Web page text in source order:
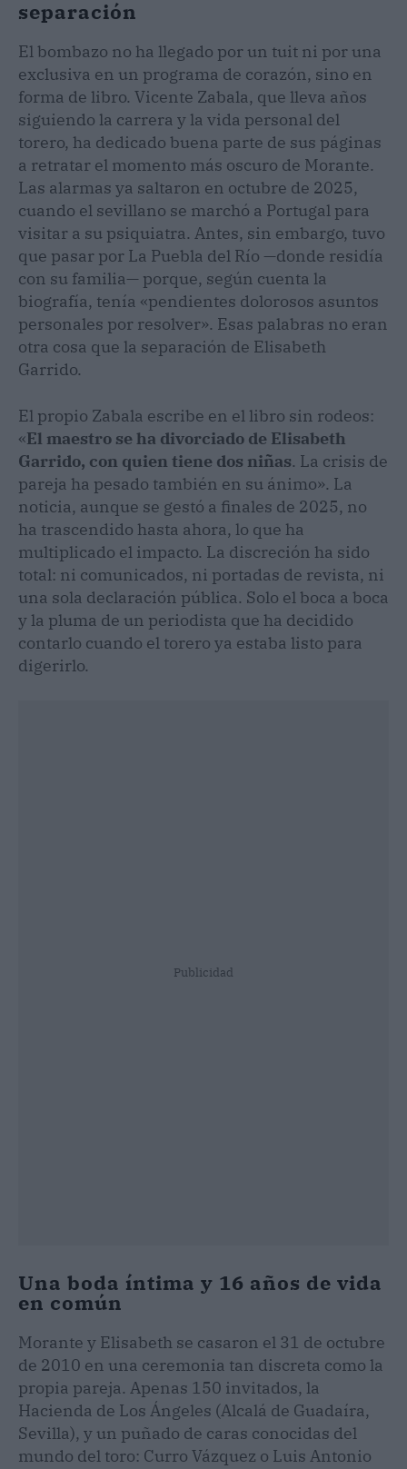
separación
El bombazo no ha llegado por un tuit ni por una
exclusiva en un programa de corazón, sino en
forma de libro. Vicente Zabala, que lleva años
siguiendo la carrera y la vida personal del
torero, ha dedicado buena parte de sus páginas
a retratar el momento más oscuro de Morante.
Las alarmas ya saltaron en octubre de 2025,
cuando el sevillano se marchó a Portugal para
visitar a su psiquiatra. Antes, sin embargo, tuvo
que pasar por La Puebla del Río —donde residía
con su familia— porque, según cuenta la
biografía, tenía «pendientes dolorosos asuntos
personales por resolver». Esas palabras no eran
otra cosa que la separación de Elisabeth
Garrido.
El propio Zabala escribe en el libro sin rodeos:
«El maestro se ha divorciado de Elisabeth
Garrido, con quien tiene dos niñas. La crisis de
pareja ha pesado también en su ánimo». La
noticia, aunque se gestó a finales de 2025, no
ha trascendido hasta ahora, lo que ha
multiplicado el impacto. La discreción ha sido
total: ni comunicados, ni portadas de revista, ni
una sola declaración pública. Solo el boca a boca
y la pluma de un periodista que ha decidido
contarlo cuando el torero ya estaba listo para
digerirlo.
Publicidad
Una boda íntima y 16 años de vida
en común
Morante y Elisabeth se casaron el 31 de octubre
de 2010 en una ceremonia tan discreta como la
propia pareja. Apenas 150 invitados, la
Hacienda de Los Ángeles (Alcalá de Guadaíra,
Sevilla), y un puñado de caras conocidas del
mundo del toro: Curro Vázquez o Luis Antonio